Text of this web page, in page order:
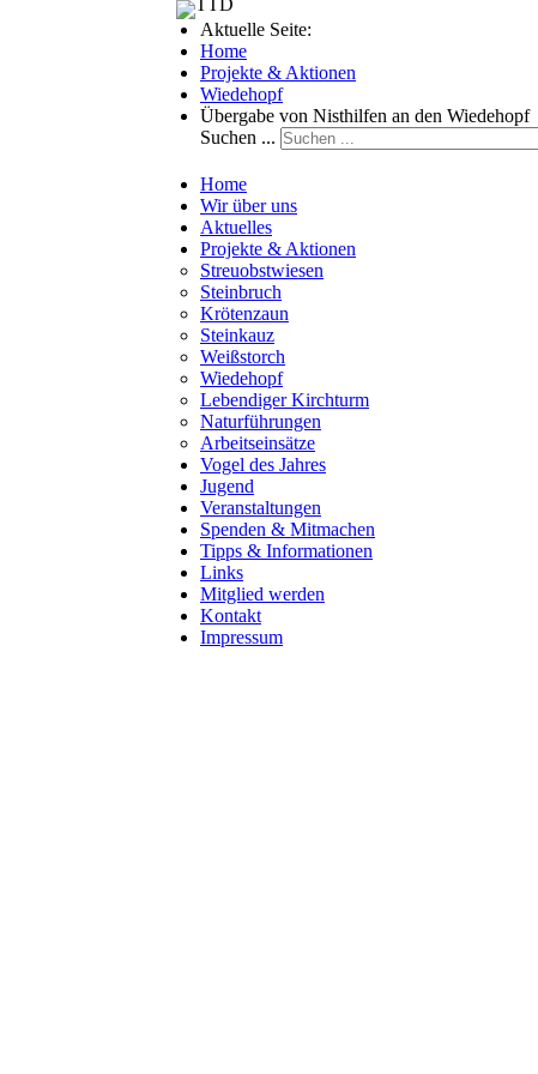
Aktuelle Seite:
Home
Projekte & Aktionen
Wiedehopf
Übergabe von Nisthilfen an den Wiedehopf
Suchen ...
Home
Wir über uns
Aktuelles
Projekte & Aktionen
Streuobstwiesen
Steinbruch
Krötenzaun
Steinkauz
Weißstorch
Wiedehopf
Lebendiger Kirchturm
Naturführungen
Arbeitseinsätze
Vogel des Jahres
Jugend
Veranstaltungen
Spenden & Mitmachen
Tipps & Informationen
Links
Mitglied werden
Kontakt
Impressum